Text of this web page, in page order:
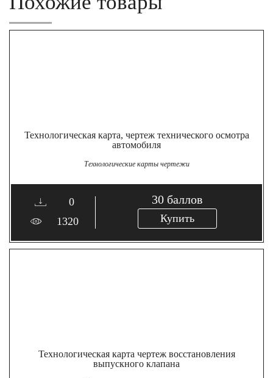
Технологическая карта, чертеж технического осмотра
автомобиля
Технологические карты чертежи
0
1320
30 баллов
Купить
Технологическая карта чертеж восстановления
выпускного клапана